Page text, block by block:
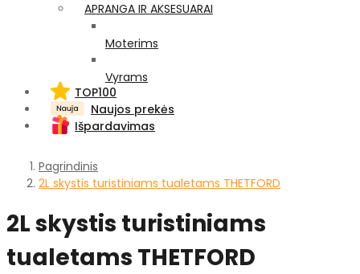
APRANGA IR AKSESUARAI
Moterims
Vyrams
TOP100
Naujos prekės
Išpardavimas
Pagrindinis
2L skystis turistiniams tualetams THETFORD
2L skystis turistiniams
tualetams THETFORD